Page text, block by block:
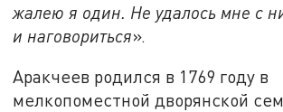
жалею я один. Не удалось мне с
и наговориться».
Аракчеев родился в 1769 году в
мелкопоместной дворянской